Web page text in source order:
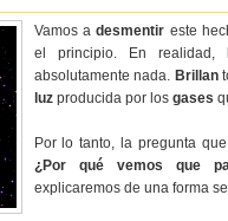
Vamos adesmentir este
el principio. En
absolutamente nada. Brillan
luz producida por los gases
Por lo tanto, la pregunta
¿Por qué vemos que
explicaremos de una forma